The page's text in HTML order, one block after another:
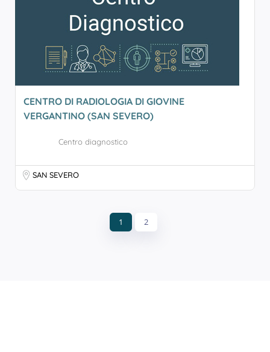
CENTRO DI RADIOLOGIA DI GIOVINE
VERGANTINO (SAN SEVERO)
Centro diagnostico
SAN SEVERO
1 2